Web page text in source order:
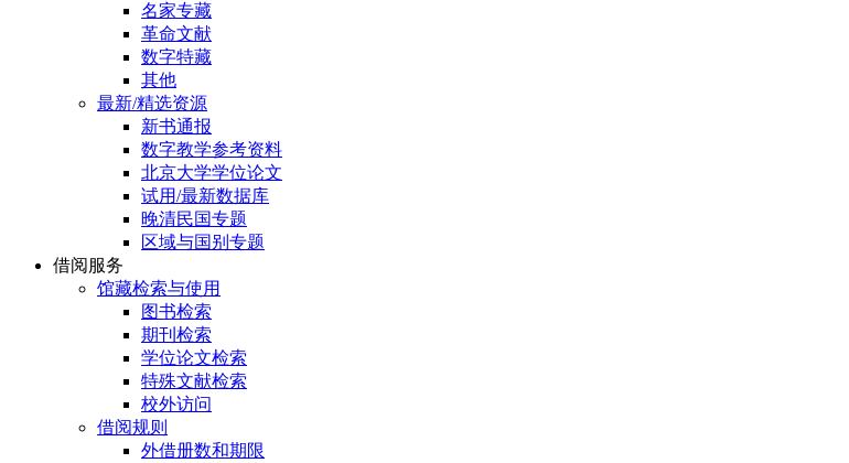
名家专藏
革命文献
数字特藏
其他
最新/精选资源
新书通报
数字教学参考资料
北京大学学位论文
试用/最新数据库
晚清民国专题
区域与国别专题
借阅服务
馆藏检索与使用
图书检索
期刊检索
学位论文检索
特殊文献检索
校外访问
借阅规则
外借册数和期限